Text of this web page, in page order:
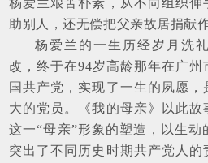
助别人，还无偿把父亲故居捐献
杨爱兰的一生历经岁月洗
改，终于在94岁高龄那年在广州
国共产党，实现了一生的夙愿
大的党员。《我的母亲》以此
这一“母亲”形象的塑造，以生动
突出了不同历史时期共产党人